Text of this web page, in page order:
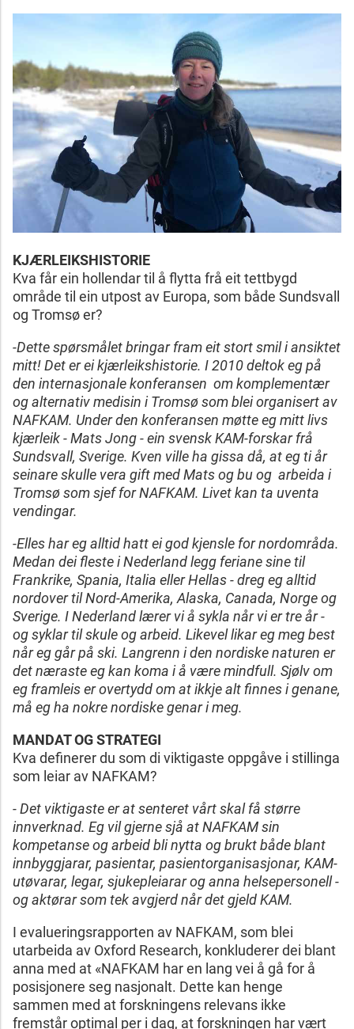
KJÆRLEIKSHISTORIE
Kva får ein hollendar til å flytta frå eit tettbygd
område til ein utpost av Europa, som både Sundsvall
og Tromsø er?
-Dette spørsmålet bringar fram eit stort smil i ansiktet
mitt! Det er ei kjærleikshistorie. I 2010 deltok eg på
den internasjonale konferansen om komplementær
og alternativ medisin i Tromsø som blei organisert av
NAFKAM. Under den konferansen møtte eg mitt livs
kjærleik - Mats Jong - ein svensk KAM-forskar frå
Sundsvall, Sverige. Kven ville ha gissa då, at eg ti år
seinare skulle vera gift med Mats og bu og arbeida i
Tromsø som sjef for NAFKAM. Livet kan ta uventa
vendingar.
-Elles har eg alltid hatt ei god kjensle for nordområda.
Medan dei fleste i Nederland legg feriane sine til
Frankrike, Spania, Italia eller Hellas - dreg eg alltid
nordover til Nord-Amerika, Alaska, Canada, Norge og
Sverige. I Nederland lærer vi å sykla når vi er tre år -
og syklar til skule og arbeid. Likevel likar eg meg best
når eg går på ski. Langrenn i den nordiske naturen er
det næraste eg kan koma i å være mindfull. Sjølv om
eg framleis er overtydd om at ikkje alt finnes i genane,
må eg ha nokre nordiske genar i meg.
MANDAT OG STRATEGI
Kva definerer du som di viktigaste oppgåve i stillinga
som leiar av NAFKAM?
- Det viktigaste er at senteret vårt skal få større
innverknad. Eg vil gjerne sjå at NAFKAM sin
kompetanse og arbeid bli nytta og brukt både blant
innbyggjarar, pasientar, pasientorganisasjonar, KAM-
utøvarar, legar, sjukepleiarar og anna helsepersonell -
og aktørar som tek avgjerd når det gjeld KAM.
I evalueringsrapporten av NAFKAM, som blei
utarbeida av Oxford Research, konkluderer dei blant
anna med at «NAFKAM har en lang vei å gå for å
posisjonere seg nasjonalt. Dette kan henge
sammen med at forskningens relevans ikke
fremstår optimal per i dag, at forskningen har vært